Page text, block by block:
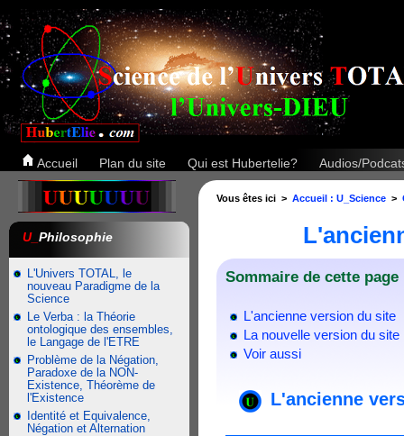
Accueil Plan du site Qui est Hubertelie? Audios/
U_ Philosophie
L'Univers TOTAL, le
nouveau Paradigme de la
Science
Le Verba : la Théorie
ontologique des ensembles,
le Langage de l'ETRE
Problème de la Négation,
Paradoxe de la NON-
Existence, Théorème de
l'Existence
Identité et Equivalence,
Négation et Alternation
Vous êtes ici > Accueil : U_Science >
Sommaire de cette page
L'ancienne version du site
La nouvelle version du site
Voir aussi
L'ancienne